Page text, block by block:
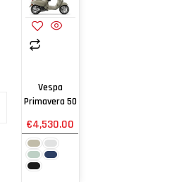
Vespa
Primavera 50
€4,530.00